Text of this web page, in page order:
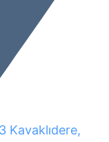
Kavaklıdere,